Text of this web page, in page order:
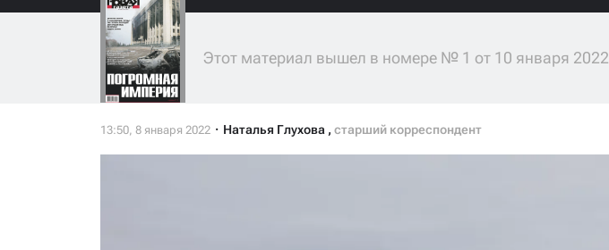
Этот материал вышел в номере № 1 от 10 января 2022
Наталья Глухова , старший корреспондент